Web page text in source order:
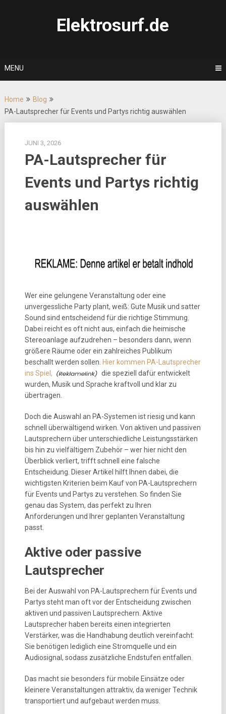
Elektrosurf.de
MENU
Home
Blog
PA-Lautsprecher für Events und Partys richtig auswählen
JUNI 3, 2026
PA-Lautsprecher für
Events und Partys richtig
auswählen
Wer eine gelungene Veranstaltung oder eine
unvergessliche Party plant, weiß: Gute Musik und satter
Sound sind entscheidend für die richtige Stimmung.
Dabei reicht es oft nicht aus, einfach die heimische
Stereoanlage aufzudrehen – besonders dann, wenn
größere Räume oder ein zahlreiches Publikum
beschallt werden sollen. Hier kommen PA-Lautsprecher
ins Spiel,
die speziell dafür entwickelt
wurden, Musik und Sprache kraftvoll und klar zu
übertragen.
Doch die Auswahl an PA-Systemen ist riesig und kann
schnell überwältigend wirken. Von aktiven und passiven
Lautsprechern über unterschiedliche Leistungsstärken
bis hin zu vielfältigem Zubehör – wer hier nicht den
Überblick verliert, trifft schnell eine falsche
Entscheidung. Dieser Artikel hilft Ihnen dabei, die
wichtigsten Kriterien beim Kauf von PA-Lautsprechern
für Events und Partys zu verstehen. So finden Sie
genau das System, das perfekt zu Ihren
Anforderungen und Ihrer geplanten Veranstaltung
passt.
Aktive oder passive
Lautsprecher
Bei der Auswahl von PA-Lautsprechern für Events und
Partys steht man oft vor der Entscheidung zwischen
aktiven und passiven Lautsprechern. Aktive
Lautsprecher haben bereits einen integrierten
Verstärker, was die Handhabung deutlich vereinfacht:
Sie benötigen lediglich eine Stromquelle und ein
Audiosignal, sodass zusätzliche Endstufen entfallen.
Das macht sie besonders für mobile Einsätze oder
kleinere Veranstaltungen attraktiv, da weniger Technik
transportiert und aufgebaut werden muss.